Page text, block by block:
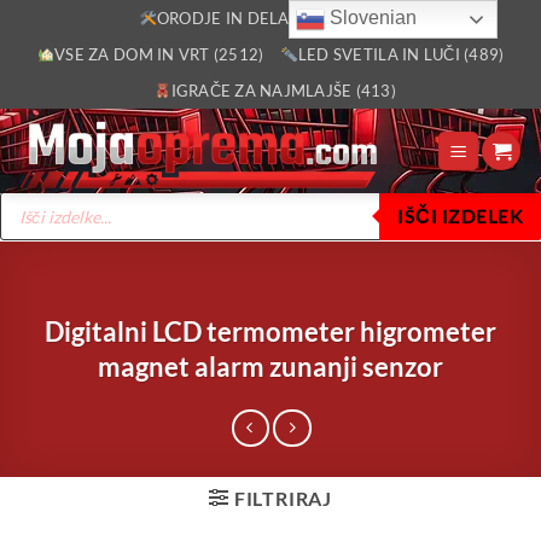
ORODJE IN DELAVNICA (2805)
VSE ZA DOM IN VRT (2512)
LED SVETILA IN LUČI (489)
IGRAČE ZA NAJMLAJŠE (413)
Products
search
IŠČI IZDELEK
Digitalni LCD termometer higrometer
magnet alarm zunanji senzor
FILTRIRAJ
Slovenian